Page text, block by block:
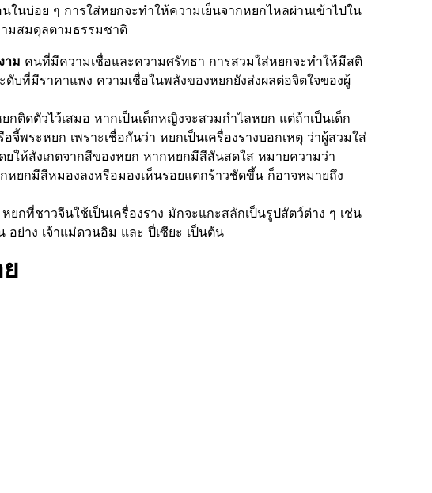
นบ่อย ๆ การใส่หยกจะทำให้ความเย็นจากหยกไหลผ่านเข้าไปใน
ามสมดุลตามธรรมชาติ
าม คนที่มีความเชื่อและความศรัทธา การสวมใส่หยกจะทำให้มีสติ
ดับที่มีราคาแพง ความเชื่อในพลังของหยกยังส่งผลต่อจิตใจของผู้
กติดตัวไว้เสมอ หากเป็นเด็กหญิงจะสวมกำไลหยก แต่ถ้าเป็นเด็ก
จี้พระหยก เพราะเชื่อกันว่า หยกเป็นเครื่องรางบอกเหตุ ว่าผู้สวมใส่
ยให้สังเกตจากสีของหยก หากหยกมีสีสันสดใส หมายความว่า
หยกมีสีหมองลงหรือมองเห็นรอยแตกร้าวชัดขึ้น ก็อาจหมายถึง
หยกที่ชาวจีนใช้เป็นเครื่องราง มักจะแกะสลักเป็นรูปสัตว์ต่าง ๆ เช่น
อย่าง เจ้าแม่ดวนอิม และ ปี่เซียะ เป็นต้น